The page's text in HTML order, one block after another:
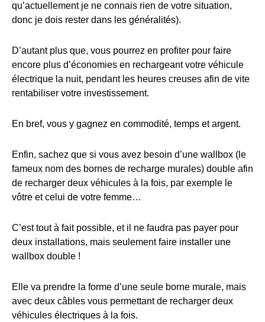
qu’actuellement je ne connais rien de votre situation,
donc je dois rester dans les généralités).
D’autant plus que, vous pourrez en profiter pour faire
encore plus d’économies en rechargeant votre véhicule
électrique la nuit, pendant les heures creuses afin de vite
rentabiliser votre investissement.
En bref, vous y gagnez en commodité, temps et argent.
Enfin, sachez que si vous avez besoin d’une wallbox (le
fameux nom des bornes de recharge murales) double afin
de recharger deux véhicules à la fois, par exemple le
vôtre et celui de votre femme…
C’est tout à fait possible, et il ne faudra pas payer pour
deux installations, mais seulement faire installer une
wallbox double !
Elle va prendre la forme d’une seule borne murale, mais
avec deux câbles vous permettant de recharger deux
véhicules électriques à la fois.